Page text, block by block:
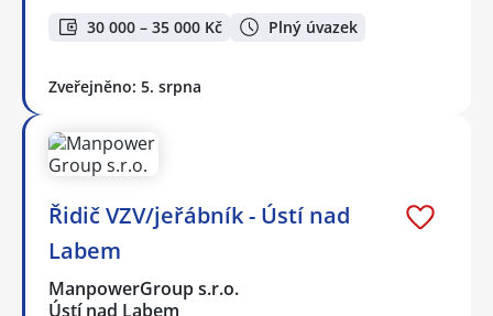
30 000 – 35 000 Kč Plný úvazek
Zveřejněno: 5. srpna
Řidič VZV/jeřábník - Ústí nad
Labem
ManpowerGroup s.r.o.
Ústí nad Labem